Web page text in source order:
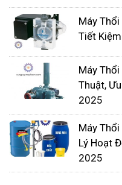
Máy bơm chìm
Các máy bơm này
nước mưa, nước thải.
bơm này chủ yếu bao
các ứng dụng tái chế
nghiệp, thương mại,
Máy
Tiết
Máy
Thuật,
2025
Máy Thổi
Lý Hoạt
2025